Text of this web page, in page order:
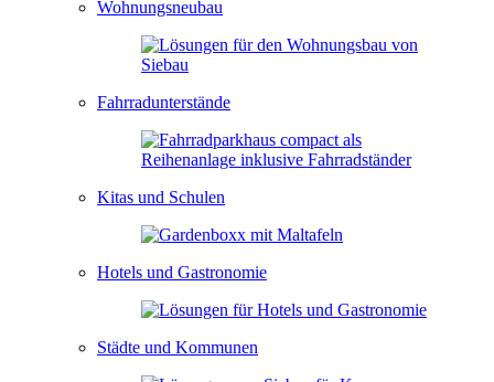
Wohnungsneubau
Fahrradunterstände
Kitas und Schulen
Hotels und Gastronomie
Städte und Kommunen